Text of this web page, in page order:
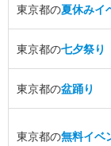
東京都の夏休みイ
東京都の七夕祭り
東京都の盆踊り
東京都の無料イベ